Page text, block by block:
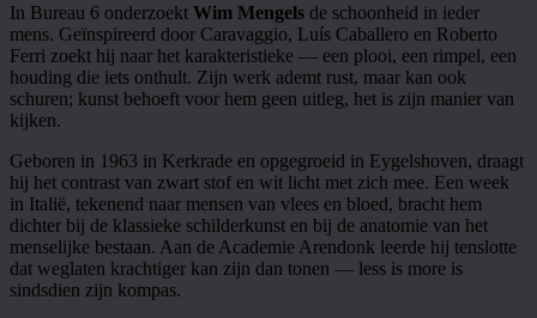
In Bureau 6 onderzoekt Wim Mengels de schoonheid in ieder
mens. Geïnspireerd door Caravaggio, Luís Caballero en Roberto
Ferri zoekt hij naar het karakteristieke — een plooi, een rimpel, een
houding die iets onthult. Zijn werk ademt rust, maar kan ook
schuren; kunst behoeft voor hem geen uitleg, het is zijn manier van
kijken.
Geboren in 1963 in Kerkrade en opgegroeid in Eygelshoven, draagt
hij het contrast van zwart stof en wit licht met zich mee. Een week
in Italië, tekenend naar mensen van vlees en bloed, bracht hem
dichter bij de klassieke schilderkunst en bij de anatomie van het
menselijke bestaan. Aan de Academie Arendonk leerde hij tenslotte
dat weglaten krachtiger kan zijn dan tonen — less is more is
sindsdien zijn kompas.